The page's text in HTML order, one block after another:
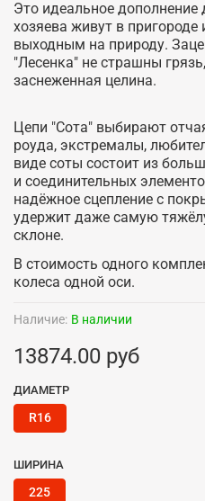
Наличие: В наличии
13874.00 руб
ДИАМЕТР
R16
ШИРИНА
225
Это идеальное
хозяева живут в
выходным на природу.
"Лесенка" не страшны
заснеженная целина.
Цепи "Сота" выбирают
роуда, экстремалы,
виде соты состоит из
и соединительных
надёжное сцепление с
удержит даже самую
склоне.
В стоимость одного
колеса одной оси.